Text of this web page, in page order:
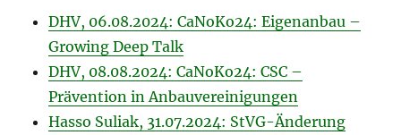
DHV, 06.08.2024: CaNoKo24: Eigenanbau –
Growing Deep Talk
DHV, 08.08.2024: CaNoKo24: CSC –
Prävention in Anbauvereinigungen
Hasso Suliak, 31.07.2024: StVG-Änderung